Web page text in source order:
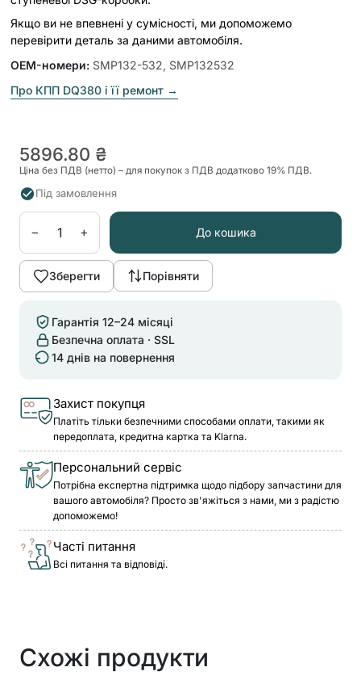
Якщо ви не впевнені у сумісності, ми допоможемо
перевірити деталь за даними автомобіля.
OEM-номери: SMP132-532, SMP132532
Про КПП DQ380 і її ремонт →
5896.80 ₴
Ціна без ПДВ (нетто) – для покупок з ПДВ додатково 19% ПДВ.
Під замовлення
− + До кошика
Зберегти Порівняти
Гарантія 12–24 місяці
Безпечна оплата · SSL
14 днів на повернення
Захист покупця
Платіть тільки безпечними способами оплати, такими як
передоплата, кредитна картка та Klarna.
Персональний сервіс
Потрібна експертна підтримка щодо підбору запчастини для
вашого автомобіля? Просто зв'яжіться з нами, ми з радістю
допоможемо!
Часті питання
Всі питання та відповіді.
Схожі продукти